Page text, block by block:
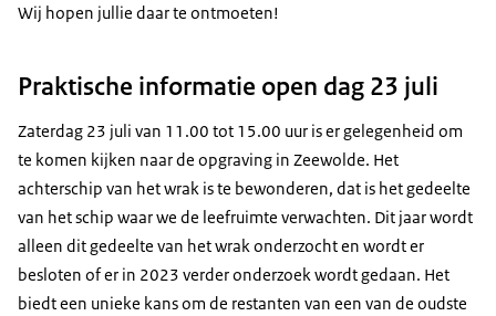
Wij hopen jullie daar te ontmoeten!
Praktische informatie open dag 23 juli
Zaterdag 23 juli van 11.00 tot 15.00 uur is er gelegenheid om
te komen kijken naar de opgraving in Zeewolde. Het
achterschip van het wrak is te bewonderen, dat is het gedeelte
van het schip waar we de leefruimte verwachten. Dit jaar wordt
alleen dit gedeelte van het wrak onderzocht en wordt er
besloten of er in 2023 verder onderzoek wordt gedaan. Het
biedt een unieke kans om de restanten van een van de oudste